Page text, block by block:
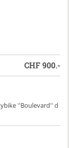
CHF900.-
''Boulevard'' d